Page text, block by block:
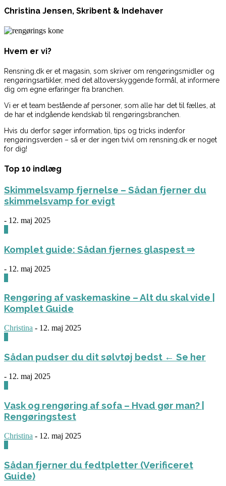
Christina Jensen, Skribent & Indehaver
Hvem er vi?
Rensning.dk er et magasin, som skriver om rengøringsmidler og
rengøringsartikler, med det altoverskyggende formål, at informere
dig om egne erfaringer fra branchen.
Vi er et team bestående af personer, som alle har det til fælles, at
de har et indgående kendskab til rengøringsbranchen.
Hvis du derfor søger information, tips og tricks indenfor
rengøringsverden – så er der ingen tvivl om rensning.dk er noget
for dig!
Top 10 indlæg
Skimmelsvamp fjernelse – Sådan fjerner du
skimmelsvamp for evigt
- 12. maj 2025
Komplet guide: Sådan fjernes glaspest ⇒
- 12. maj 2025
Rengøring af vaskemaskine – Alt du skal vide |
Komplet Guide
Christina - 12. maj 2025
Sådan pudser du dit sølvtøj bedst ← Se her
- 12. maj 2025
Vask og rengøring af sofa – Hvad gør man? |
Rengøringstest
Christina - 12. maj 2025
Sådan fjerner du fedtpletter (Verificeret
Guide)